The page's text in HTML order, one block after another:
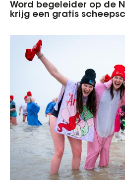
Word begeleider op de
krijg een gratis